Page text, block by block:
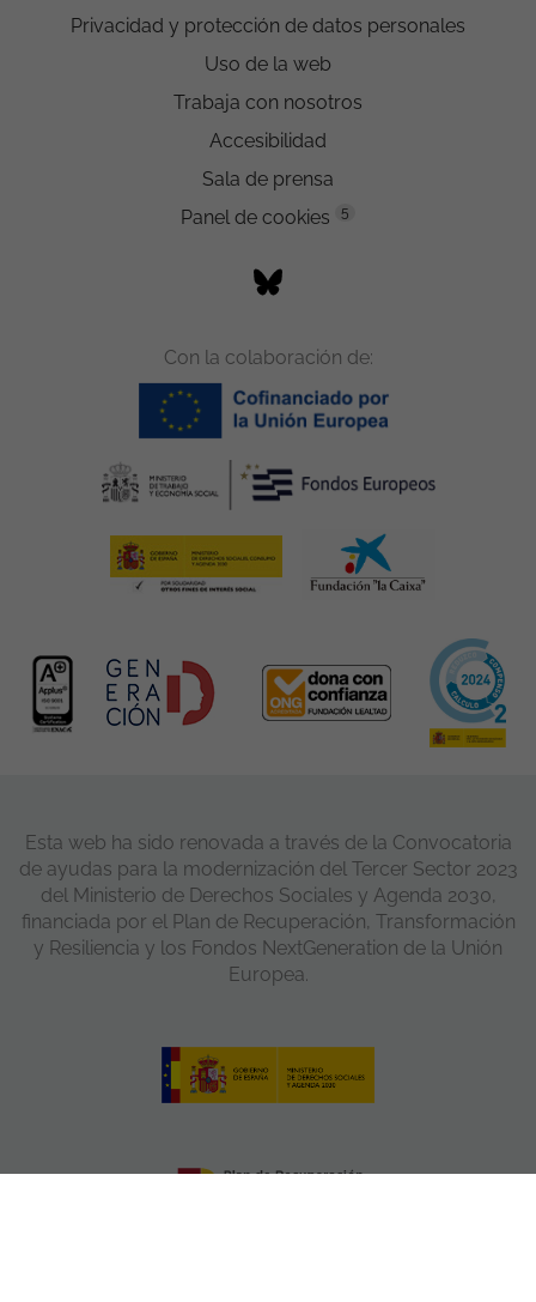
Privacidad y protección de datos personales
Uso de la web
Trabaja con nosotros
Accesibilidad
Sala de prensa
Panel de cookies
5
Con la colaboración de:
Esta web ha sido renovada a través de la Convocatoria
de ayudas para la modernización del Tercer Sector 2023
del Ministerio de Derechos Sociales y Agenda 2030,
financiada por el Plan de Recuperación, Transformación
y Resiliencia y los Fondos NextGeneration de la Unión
Europea.